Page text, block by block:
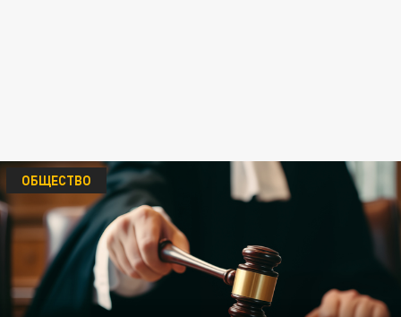
ОБЩЕСТВО